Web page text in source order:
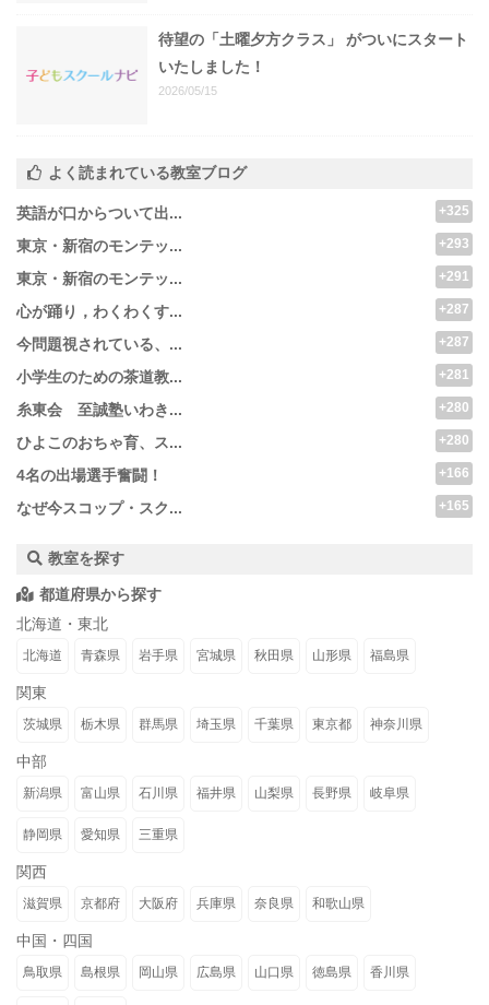
待望の「土曜夕方クラス」 がついにスタート
いたしました！
2026/05/15
よく読まれている教室ブログ
英語が口からついて出... +325
東京・新宿のモンテッ... +293
東京・新宿のモンテッ... +291
心が踊り，わくわくす... +287
今問題視されている、... +287
小学生のための茶道教... +281
糸東会 至誠塾いわき... +280
ひよこのおちゃ育、ス... +280
4名の出場選手奮闘！ +166
なぜ今スコップ・スク... +165
教室を探す
都道府県から探す
北海道・東北
北海道 青森県 岩手県 宮城県 秋田県 山形県 福島県
関東
茨城県 栃木県 群馬県 埼玉県 千葉県 東京都 神奈川県
中部
新潟県 富山県 石川県 福井県 山梨県 長野県 岐阜県
静岡県 愛知県 三重県
関西
滋賀県 京都府 大阪府 兵庫県 奈良県 和歌山県
中国・四国
鳥取県 島根県 岡山県 広島県 山口県 徳島県 香川県